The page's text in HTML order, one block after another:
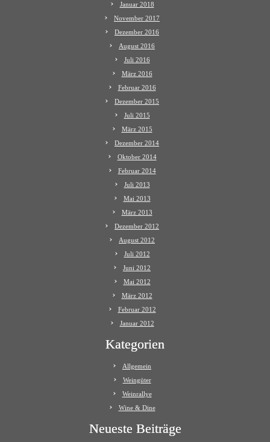
Januar 2018
November 2017
Dezember 2016
August 2016
Juli 2016
März 2016
Februar 2016
Dezember 2015
Juli 2015
März 2015
Dezember 2014
Oktober 2014
Februar 2014
Juli 2013
Mai 2013
März 2013
Dezember 2012
August 2012
Juli 2012
Juni 2012
Mai 2012
März 2012
Februar 2012
Januar 2012
Kategorien
Allgemein
Weingüter
Weinrallye
Wine & Dine
Neueste Beiträge